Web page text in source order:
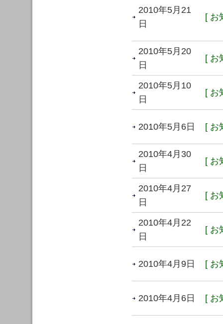
2010年5月21
日
[ お
2010年5月20
日
[ お
2010年5月10
日
[ お
2010年5月6日 [ お
2010年4月30
日
[ お
2010年4月27
日
[ お
2010年4月22
日
[ お
2010年4月9日 [ お
2010年4月6日 [ お